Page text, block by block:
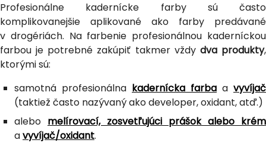
Profesionálne kadernícke farby sú často
komplikovanejšie aplikované ako farby predávané
v drogériách. Na farbenie profesionálnou kaderníckou
farbou je potrebné zakúpiť takmer vždy dva produkty,
ktorými sú:
samotná profesionálna kadernícka farba a vyvíjač
(taktiež často nazývaný ako developer, oxidant, atď.)
alebo melírovací, zosvetľujúci prášok alebo krém
avyvíjač/oxidant.